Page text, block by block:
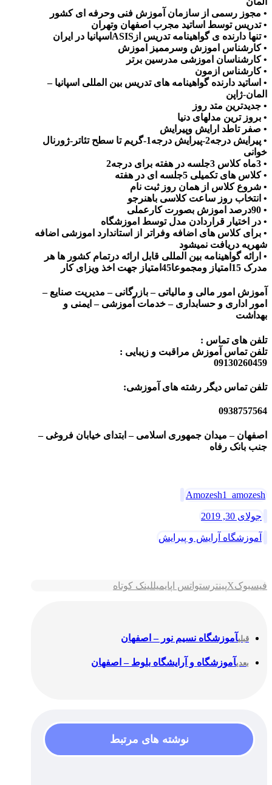
• مجوز رسمی از سازمان آموزش فنی وحرفه ای کشور
• تدریس توسط اساتید مجرب اصفهان وتهران
• تنها دارنده ی گواهینامه تدریس ازASISاسپانیا در ایران
• کارشناس اموزش وسرممیز اموزش
• کارشناسان اموزشی مدرسین برتر
• کارشناس ازمون
• اساتید دارنده گواهینامه های تدریس بین المللی اسپانیا –
المان-ژاپن
• جدیدترین متد روز
• بروز ترین مدلهای دنیا
• صفر تاطد ارایش وپیرایش
• پیرایش درجه2-پیرایش درجه1-گریم تا سطح تئاتر-ژورنال
خوانی
• 3ماه کلاس 3جلسه در هفته برای درجه2
• کلاس های تکمیلی 5جلسه ای در هفته
• شروع کلاس از همان روز ثبت نام
• انتخاب روز ساعت کلاسی باهنرجو
• 90درصد اموزش بصورت کارعملی
• در اختیار قراردادن مدل توسط اموزشگاه
• برای کلاس های اضافه وفراتر از استاندارد اموزشی اضافه
شهریه دریافت نمیشود
• ارائه گواهینامه بین المللی قابل ارائه درتمام کشور ها هر
مدرک 15امتیاز ومجموعا45امتیاز جهت اخذ ویزای کار
آموزش امور مالی و مالیاتی – بازرگانی – مدیریت صنایع –
امور اداری و حسابداری – خدمات آموزشی – ایمنی و
بهداشت
تلفن های تماس :
تلفن تماس آموزش مراقبت و زیبایی :
09130260459
تلفن تماس دیگر رشته های آموزشی:
0938757564
اصفهان – میدان جمهوری اسلامی – ابتدای خیابان فروغی –
جنب بانک رفاه
Amozesh1_amozesh
جولای 30, 2019
آموزشگاه آرایش و پیرایش
فیسبوکXپینترستواتس اپایمیللینک کوتاه
قبلیآموزشگاه نسیم نور – اصفهان
بعدیآموزشگاه و آرایشگاه بلوط – اصفهان
نوشته های مرتبط